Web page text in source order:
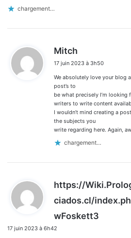
chargement…
Mitch
t
17 juin 2023 à 3h50
We absolutely love your blog
post’s to
be what precisely I’m looking
writers to write content
I wouldn’t mind creating a
the subjects you
write regarding here. Again,
chargement…
https://
ciados.cl/
wFoskett3
17 juin 2023 à 6h42